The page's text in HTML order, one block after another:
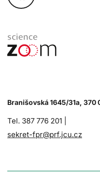
Branišovská 1645/31a, 370
Tel. 387 776 201 |
sekret-fpr@prf.jcu.cz